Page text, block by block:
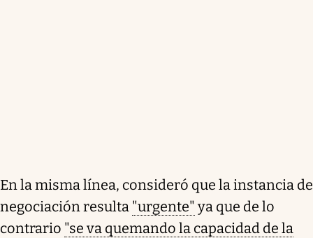
En la misma línea, consideró que la instancia de
negociación resulta "urgente" ya que de lo
contrario "se va quemando la capacidad de la